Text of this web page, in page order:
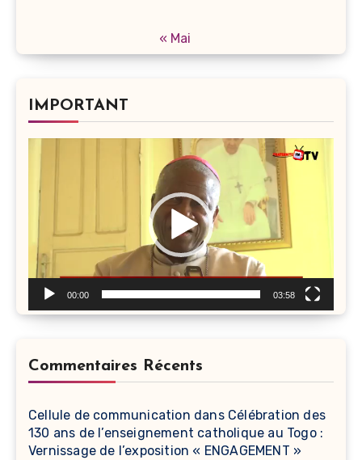
« Mai
IMPORTANT
00:00 03:58
Commentaires Récents
Cellule de communication dans Célébration des
130 ans de l’enseignement catholique au Togo :
Vernissage de l’exposition « ENGAGEMENT »